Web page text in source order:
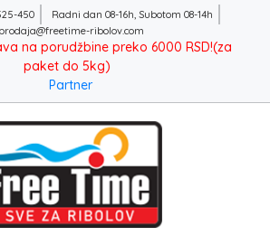
450
Radni dan 08-16h, Subotom 08-14h
prodaja@freetime-ribolov.com
na porudžbine preko 6000 RSD!(za
paket do 5kg)
Partner